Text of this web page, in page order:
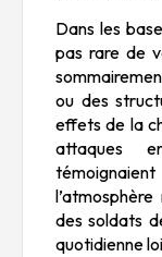
Dans les
pas rare de
ou des
effets de la
attaques
des soldats
quotidienne